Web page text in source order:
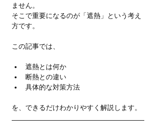
ません。
そこで重要になるのが「遮熱」という考え
方です。
この記事では、
遮熱とは何か
断熱との違い
具体的な対策方法
を、できるだけわかりやすく解説します。